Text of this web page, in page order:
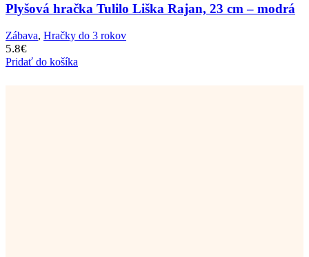
Plyšová hračka Tulilo Liška Rajan, 23 cm – modrá
Zábava, Hračky do 3 rokov
5.8€
Pridať do košíka